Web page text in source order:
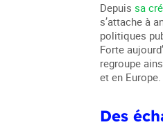
Depuis sa
s’attache à
politiques
Forte
regroupe
et en Europe.
Des